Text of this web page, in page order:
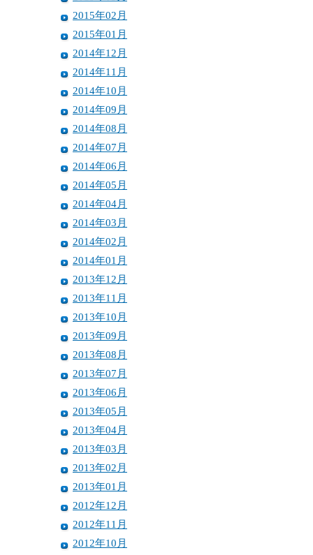
2015年02月
2015年01月
2014年12月
2014年11月
2014年10月
2014年09月
2014年08月
2014年07月
2014年06月
2014年05月
2014年04月
2014年03月
2014年02月
2014年01月
2013年12月
2013年11月
2013年10月
2013年09月
2013年08月
2013年07月
2013年06月
2013年05月
2013年04月
2013年03月
2013年02月
2013年01月
2012年12月
2012年11月
2012年10月